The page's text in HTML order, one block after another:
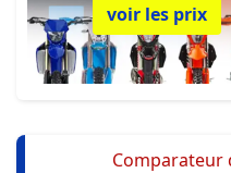
voir les prix
Comparateur